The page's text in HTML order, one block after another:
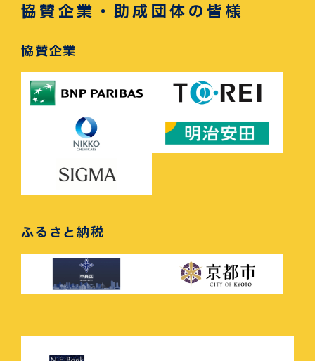
協賛企業・助成団体の皆様
協賛企業
ふるさと納税